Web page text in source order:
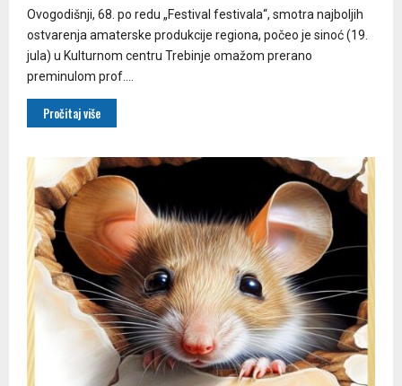
Ovogodišnji, 68. po redu „Festival festivala“, smotra najboljih
ostvarenja amaterske produkcije regiona, počeo je sinoć (19.
jula) u Kulturnom centru Trebinje omažom prerano
preminulom prof....
Pročitaj više